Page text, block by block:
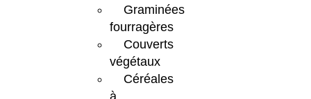
Graminées
fourragères
Couverts
végétaux
Céréales
à